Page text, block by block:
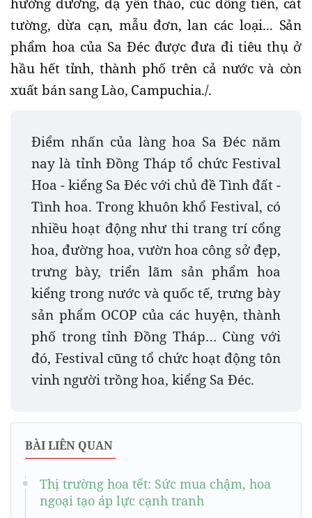
tường, dừa cạn, mẫu đơn, lan các loại... Sản
phẩm hoa của Sa Đéc được đưa đi tiêu thụ ở
hầu hết tỉnh, thành phố trên cả nước và còn
xuất bán sang Lào, Campuchia./.
Điểm nhấn của làng hoa Sa Đéc năm
nay là tỉnh Đồng Tháp tổ chức Festival
Hoa - kiểng Sa Đéc với chủ đề Tình đất -
Tình hoa. Trong khuôn khổ Festival, có
nhiều hoạt động như thi trang trí cổng
hoa, đường hoa, vườn hoa công sở đẹp,
trưng bày, triển lãm sản phẩm hoa
kiểng trong nước và quốc tế, trưng bày
sản phẩm OCOP của các huyện, thành
phố trong tỉnh Đồng Tháp… Cùng với
đó, Festival cũng tổ chức hoạt động tôn
vinh người trồng hoa, kiểng Sa Đéc.
BÀI LIÊN QUAN
Thị trường hoa tết: Sức mua chậm, hoa
ngoại tạo áp lực cạnh tranh